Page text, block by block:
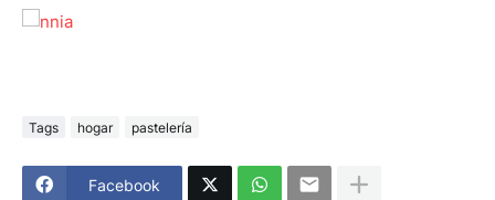
Tags hogar pastelería
Facebook